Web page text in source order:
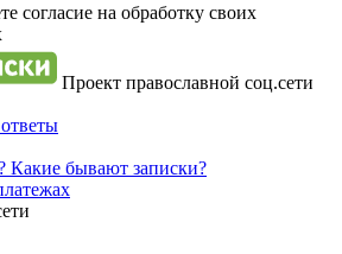
согласие на обработку своих
Проект православной соц.сети
Какие бывают записки?